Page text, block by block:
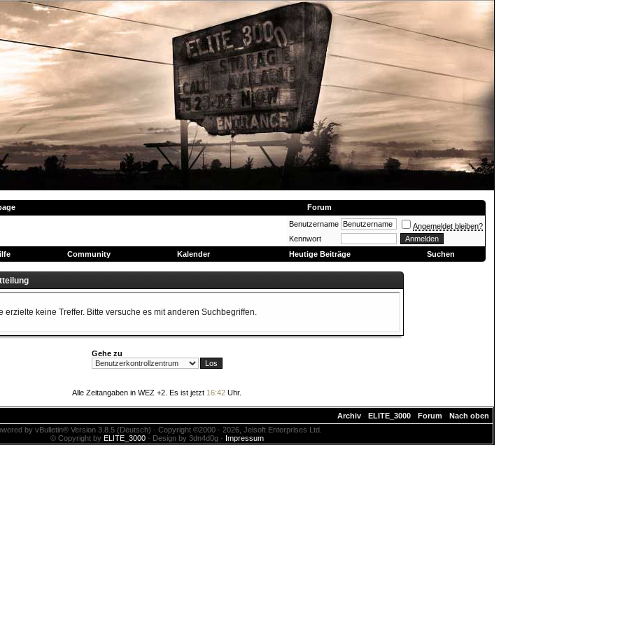
Forum
Benutzername
Angemeldet bleiben?
Kennwort
Community Kalender Heutige Beiträge Suchen
erzielte keine Treffer. Bitte versuche es mit anderen Suchbegriffen.
Gehe zu
Alle Zeitangaben in WEZ +2. Es ist jetzt 16:42 Uhr.
Archiv ELITE_3000 Forum
Nach oben
by vBulletin® Version 3.8.5 (Deutsch) · Copyright ©2000 - 2026, Jelsoft Enterprises Ltd.
© Copyright by ELITE_3000· Design by 3dn4d0g · Impressum